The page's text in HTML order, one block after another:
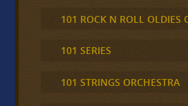
101 ROCK N ROLL OLDIES
101 SERIES
101 STRINGS ORCHESTRA